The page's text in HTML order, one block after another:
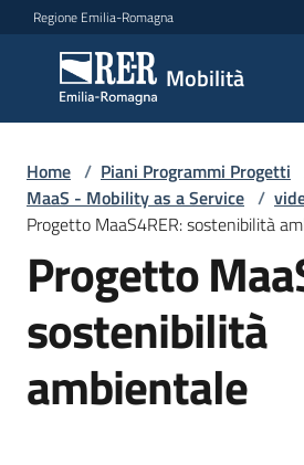
Vai al contenuto
Vai alla navigazione
Vai al footer
Regione Emilia-Romagna
Mobilità
Mobilità
Argomenti
Novità
Servizi
Leggi
Home / Piani Programmi Progetti
MaaS - Mobility as a Service /
Progetto MaaS4RER: sostenibilità
Progetto
sostenibilità
ambientale